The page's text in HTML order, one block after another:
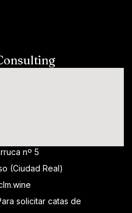
nº 5
(Ciudad Real)
solicitar catas de